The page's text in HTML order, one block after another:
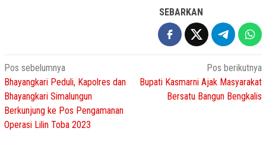
SEBARKAN
Navigasi
pos
Pos sebelumnya
Bhayangkari Peduli, Kapolres dan
Bhayangkari Simalungun
Berkunjung ke Pos Pengamanan
Operasi Lilin Toba 2023
Pos berikutnya
Bupati Kasmarni Ajak Masyarakat
Bersatu Bangun Bengkalis